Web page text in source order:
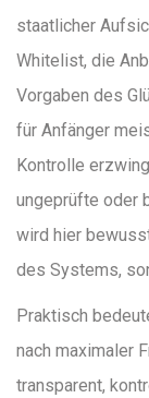
staatlicher
Whitelist, die
Vorgaben des
für Anfänger
Kontrolle
ungeprüfte oder
wird hier
des Systems,
Praktisch
nach maximaler
transparent,